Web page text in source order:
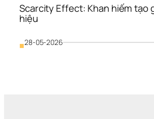
Scarcity Effect: Khan hiếm tạo
hiệu
■28-05-2026